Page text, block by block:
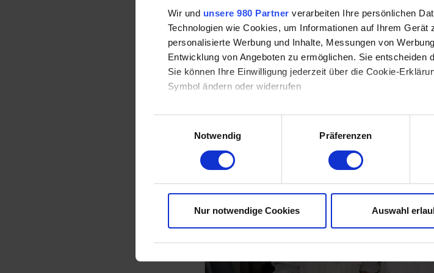
Wir und unsere 980 Partner verarbeiten Ihre persönlichen
Technologien wie Cookies, um Informationen auf Ihrem
personalisierte Werbung und Inhalte, Messungen von
Entwicklung von Angeboten zu ermöglichen. Sie entscheiden
Sie können Ihre Einwilligung jederzeit über die Cookie-
Symbol ändern oder widerrufen
Erfahren Sie mehr darüber, wie Ihre persönlichen Daten
Abschnitt Einzelheiten
Notwendig
Präferenzen
Nur notwendige Cookies Auswahl
2013
Teilnahme am TCM
Fortbildungen ua. bei
und Heiner Frühauf
Umzug in die
2012